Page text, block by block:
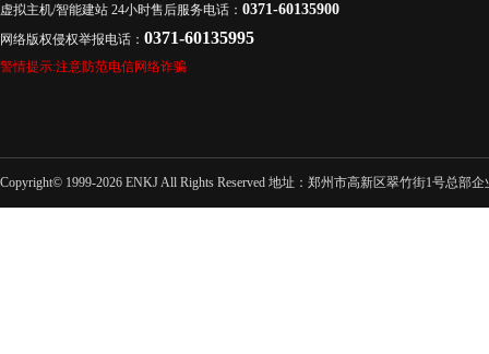
虚拟主机/智能建站 24小时售后服务电话： 0371-60135900
网络版权侵权举报电话： 0371-60135995
警情提示:注意防范电信网络诈骗
Copyright© 1999-2026 ENKJ All Rights Reserved 地址：郑州市高新区翠竹街1号